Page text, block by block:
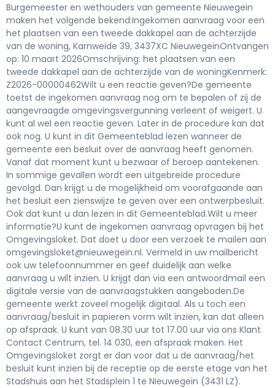
Burgemeester en wethouders van gemeente Nieuwegein
maken het volgende bekend:Ingekomen aanvraag voor een
het plaatsen van een tweede dakkapel aan de achterzijde
van de woning, Karnweide 39, 3437XC NieuwegeinOntvangen
op: 10 maart 2026Omschrijving: het plaatsen van een
tweede dakkapel aan de achterzijde van de woningKenmerk:
Z2026-00000462Wilt u een reactie geven?De gemeente
toetst de ingekomen aanvraag nog om te bepalen of zij de
aangevraagde omgevingsvergunning verleent of weigert. U
kunt al wel een reactie geven. Later in de procedure kan dat
ook nog. U kunt in dit Gemeenteblad lezen wanneer de
gemeente een besluit over de aanvraag heeft genomen.
Vanaf dat moment kunt u bezwaar of beroep aantekenen.
In sommige gevallen wordt een uitgebreide procedure
gevolgd. Dan krijgt u de mogelijkheid om voorafgaande aan
het besluit een zienswijze te geven over een ontwerpbesluit.
Ook dat kunt u dan lezen in dit Gemeenteblad.Wilt u meer
informatie?U kunt de ingekomen aanvraag opvragen bij het
Omgevingsloket. Dat doet u door een verzoek te mailen aan
omgevingsloket@nieuwegein.nl. Vermeld in uw mailbericht
ook uw telefoonnummer en geef duidelijk aan welke
aanvraag u wilt inzien. U krijgt dan via een antwoordmail een
digitale versie van de aanvraagstukken aangeboden.De
gemeente werkt zoveel mogelijk digitaal. Als u toch een
aanvraag/besluit in papieren vorm wilt inzien, kan dat alleen
op afspraak. U kunt van 08.30 uur tot 17.00 uur via ons Klant
Contact Centrum, tel. 14 030, een afspraak maken. Het
Omgevingsloket zorgt er dan voor dat u de aanvraag/het
besluit kunt inzien bij de receptie op de eerste etage van het
Stadshuis aan het Stadsplein 1 te Nieuwegein (3431 LZ).